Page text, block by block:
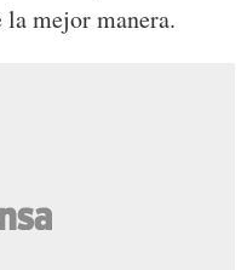
la mejor manera.